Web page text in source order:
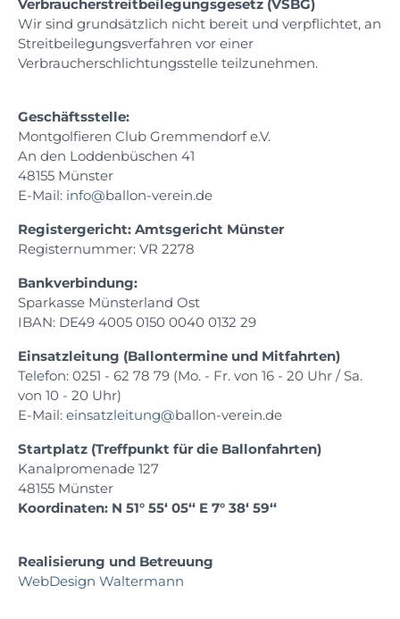
Verbraucherstreitbeilegungsgesetz (VSBG)
Wir sind grundsätzlich nicht bereit und verpflichtet, an
Streitbeilegungsverfahren vor einer
Verbraucherschlichtungsstelle teilzunehmen.
Geschäftsstelle:
Montgolfieren Club Gremmendorf e.V.
An den Loddenbüschen 41
48155 Münster
E-Mail: info@ballon-verein.de
Registergericht: Amtsgericht Münster
Registernummer: VR 2278
Bankverbindung:
Sparkasse Münsterland Ost
IBAN: DE49 4005 0150 0040 0132 29
Einsatzleitung (Ballontermine und Mitfahrten)
Telefon: 0251 - 62 78 79 (Mo. - Fr. von 16 - 20 Uhr / Sa.
von 10 - 20 Uhr)
E-Mail: einsatzleitung@ballon-verein.de
Startplatz (Treffpunkt für die Ballonfahrten)
Kanalpromenade 127
48155 Münster
Koordinaten: N 51° 55‘ 05‘‘ E 7° 38‘ 59‘‘
Realisierung und Betreuung
WebDesign Waltermann